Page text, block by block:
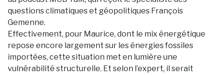
questions climatiques et géopolitiques François
Gemenne.
Effectivement, pour Maurice, dont le mix énergétique
repose encore largement sur les énergies fossiles
importées, cette situation met en lumière une
vulnérabilité structurelle. Et selon l’expert, il serait